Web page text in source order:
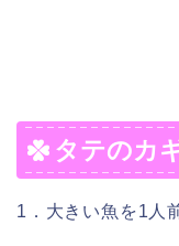
タテのカ
1．大きい魚を1人